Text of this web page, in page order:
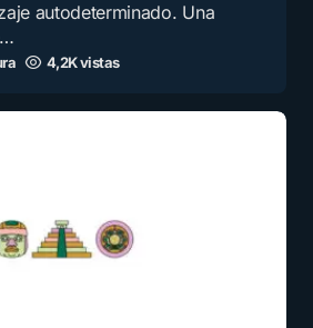
autodeterminado. Una
4,2K vistas